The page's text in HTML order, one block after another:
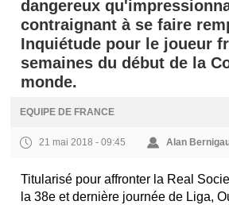
dangereux
contraignant à se faire
Inquiétude pour le joueur
semaines du début de la
monde.
EQUIPE DE FRANCE
21 mai 2018 - 09:45 Alan
Titularisé pour affronter la Real
la 38e et dernière journée de Liga,